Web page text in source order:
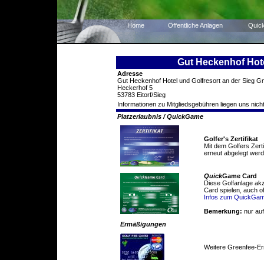
Home Öffentliche Anlagen
Gut Heckenhof
Adresse
Gut Heckenhof Hotel und Golfresort an der Sieg
Heckerhof 5
53783 Eitorf/Sieg
Informationen zu Mitgliedsgebühren liegen uns
Platzerlaubnis / QuickGame
Golfer's Zertifikat
Mit dem Golfers
erneut abgelegt
QuickGame Card
Diese Golfanlage
Card spielen, auch
Infos zum
Bemerkung: nur
Ermäßigungen
Weitere Greenfee-